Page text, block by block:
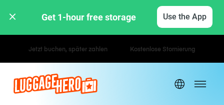
Get 1-hour free storage Use the App
Stunden- / Tagestarife